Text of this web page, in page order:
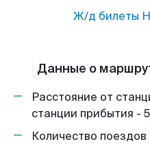
Ж/д билеты
Данные о
Расстояние от
станции прибытия -
Количество